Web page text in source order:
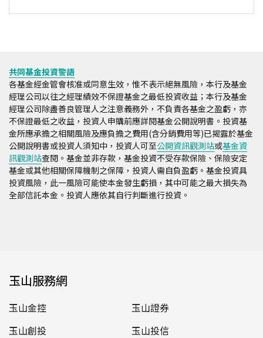
共同基金投資警語
各基金經金管會核准或同意生效，惟不表示絕無風險，本行及基金
經理公司以往之經理績效不保證基金之最低投資收益；本行及基金
經理公司除盡善良管理人之注意義務外，不負責各基金之盈虧，亦
不保證最低之收益，投資人申購前應詳閱基金公開說明書。投資基
金所應承擔之相關風險及應負擔之費用(含分銷費用等)已揭露於基金
公開說明書或投資人須知中，投資人可至公開資訊觀測站或基金資
訊觀測站查閱。基金並非存款，基金投資不受存款保險、保險安定
基金或其他相關保障機制之保障，投資人需自負盈虧。基金投資具
投資風險，此一風險可能使本金發生虧損，其中可能之最大損失為
全部信託本金。投資人應依其自行判斷進行投資。
玉山服務網
玉山金控
玉山證券
玉山創投
玉山投信